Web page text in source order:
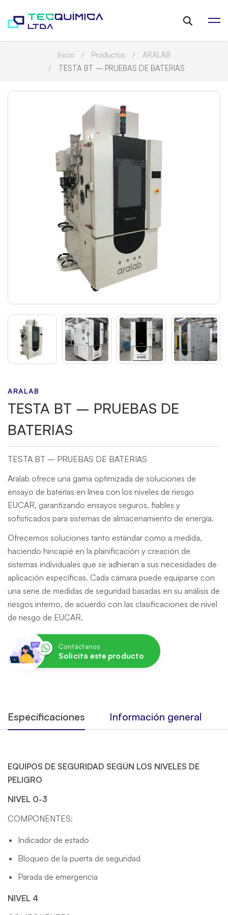
Inicio Productos
ARALAB
TESTA BT – PRUEBAS DE BATERIAS
ARALAB
TESTA BT – PRUEBAS DE
BATERIAS
TESTA BT – PRUEBAS DE BATERIAS
Aralab ofrece una gama optimizada de soluciones de
ensayo de baterías en línea con los niveles de riesgo
EUCAR, garantizando ensayos seguros, fiables y
sofisticados para sistemas de almacenamiento de energía.
Ofrecemos soluciones tanto estándar como a medida,
haciendo hincapié en la planificación y creación de
sistemas individuales que se adhieran a sus necesidades de
aplicación específicas. Cada cámara puede equiparse con
una serie de medidas de seguridad basadas en su análisis de
riesgos interno, de acuerdo con las clasificaciones de nivel
de riesgo de EUCAR.
Contáctanos
Solicita este producto
Especificaciones Información general
EQUIPOS DE SEGURIDAD SEGÚN LOS NIVELES DE
PELIGRO
NIVEL 0-3
COMPONENTES:
Indicador de estado
Bloqueo de la puerta de seguridad
Parada de emergencia
NIVEL 4